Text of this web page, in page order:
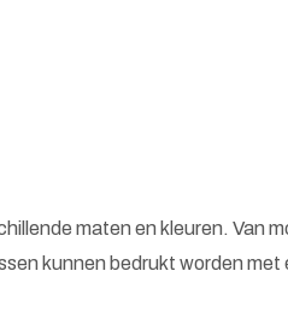
maten en kleuren.
kunnen bedrukt worden